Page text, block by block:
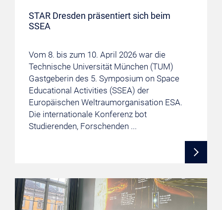
STAR Dresden präsentiert sich beim
SSEA
Vom 8. bis zum 10. April 2026 war die
Technische Universität München (TUM)
Gastgeberin des 5. Symposium on Space
Educational Activities (SSEA) der
Europäischen Weltraumorganisation ESA.
Die internationale Konferenz bot
Studierenden, Forschenden ...